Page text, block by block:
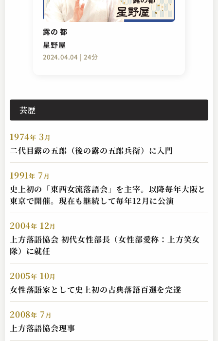
露の 都
星野屋
2024.04.04 | 24分
芸歴
1974年 3月
二代目露の五郎（後の露の五郎兵衛）に入門
1991年 7月
史上初の「東西女流落語会」を主宰。以降毎年大阪と
東京で開催。現在も継続して毎年12月に公演
2004年 12月
上方落語協会 初代女性部長（女性部愛称：上方笑女
隊）に就任
2005年 10月
女性落語家として史上初の古典落語百選を完遂
2008年 7月
上方落語協会理事